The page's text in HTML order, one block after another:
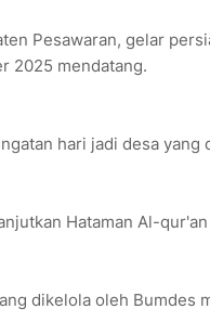
Pesawaran, gelar
2025 mendatang.
hari jadi desa yang
Hataman Al-
dikelola oleh Bumdes